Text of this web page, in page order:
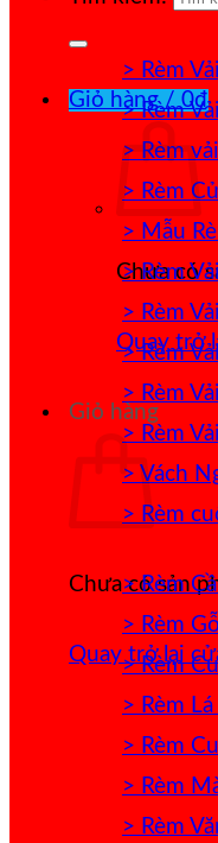
Giỏ hàng /0₫
Chưa có
Quay trở
Giỏ hàng
Chưa có sản
Quay trở lại
> Rèm Vải
> Rèm
> Rèm
> Rèm
> Mẫu
> Rèm
> Rèm
> Rèm
> Rèm
> Rèm
> Vách
> Rèm
> Rèm
> Rèm
> Rèm
> Rèm
> Rèm
> Rèm
> Rèm